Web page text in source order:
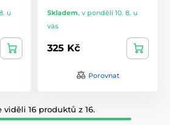
u
Skladem, v pondělí 10. 8. u
vás
325 Kč
Porovnat
viděli 16 produktů z 16.